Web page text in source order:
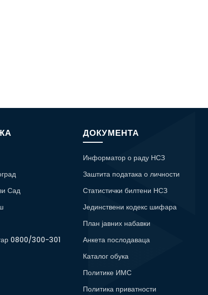
Сад
0800/300-301
ДОКУМЕНТА
Информатор о раду НСЗ
Заштита података о личности
Статистички билтени НСЗ
Јединствени кодекс шифара
План јавних набавки
Анкета послодаваца
Каталог обука
Политике ИМС
Политика приватности